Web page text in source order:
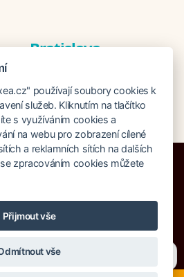
Bratislava
+421 948 759 074
úpadku 125 000 000 Kč
používají soubory cookies k
služeb. Kliknutím na tlačítko
s využíváním cookies a
na webu pro zobrazení cílené
a reklamních sítích na dalších
zpracováním cookies můžete
Přijmout vše
vše
Chettyho.